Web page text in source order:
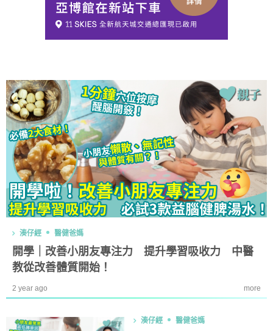
湊仔經 醫健爸媽
開學｜改善小朋友專注力 提升學習吸收力 中醫
教從改善體質開始！
2 year ago more
湊仔經 醫健爸媽